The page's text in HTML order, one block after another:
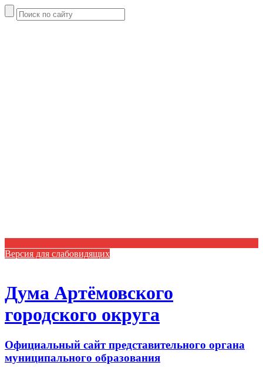
Версия для слабовидящих
Дума Артёмовского
городского округа
Официальный сайт представительного органа
муниципального образования